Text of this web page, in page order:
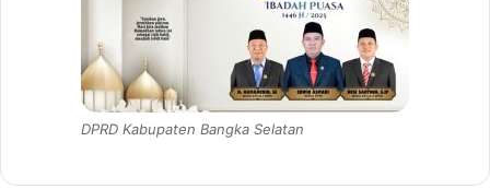
DPRD Kabupaten Bangka Selatan